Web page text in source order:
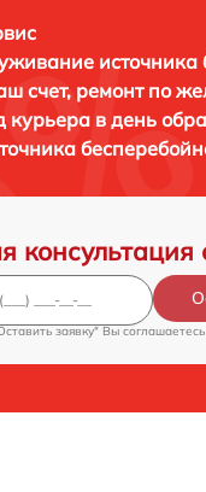
источника
счет, ремонт по
курьера в день
заявку" Вы